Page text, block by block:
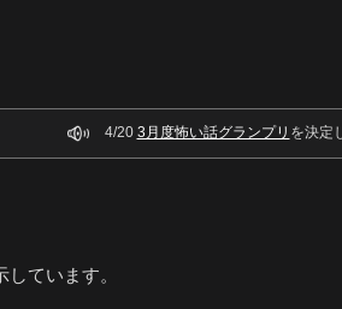
4/20 3月度怖い話グランプリ を決定
ています。